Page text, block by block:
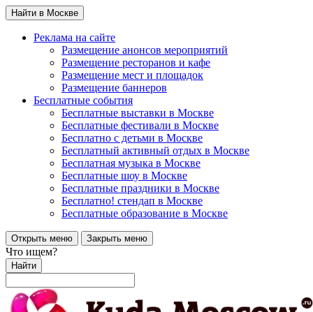
Найти в Москве
Реклама на сайте
Размещение анонсов мероприятий
Размещение ресторанов и кафе
Размещение мест и площадок
Размещение баннеров
Бесплатные события
Бесплатные выставки в Москве
Бесплатные фестивали в Москве
Бесплатно с детьми в Москве
Бесплатный активный отдых в Москве
Бесплатная музыка в Москве
Бесплатные шоу в Москве
Бесплатные праздники в Москве
Бесплатно! стендап в Москве
Бесплатные образование в Москве
Открыть меню Закрыть меню
Что ищем?
Найти